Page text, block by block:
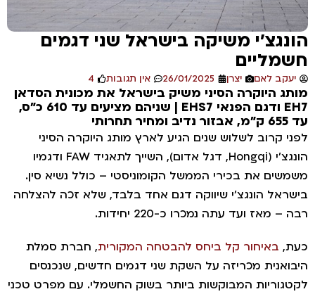
הונגצ'י משיקה בישראל שני דגמים
חשמליים
יעקב לאם יצרן 26/01/2025 אין תגובות 4
מותג היוקרה הסיני משיק בישראל את מכונית הסדאן
EH7 ודגם הפנאי EHS7 | שניהם מציעים עד 610 כ"ס,
עד 655 ק"מ, אבזור נדיב ומחיר תחרותי
לפני קרוב לשלוש שנים הגיע לארץ מותג היוקרה הסיני
הונגצ'י (Hongqi, דגל אדום), השייך לתאגיד FAW ודגמיו
משמשים את בכירי הממשל הקומוניסטי – כולל נשיא סין.
בישראל הונגצ'י שיווקה דגם אחד בלבד, שלא זכה להצלחה
רבה – מאז ועד עתה נמכרו כ-220 יחידות.
כעת,באיחור קל ביחס להבטחה המקורית, חברת סמלת
היבואנית מכריזה על השקת שני דגמים חדשים, שנכנסים
לקטגוריות המבוקשות ביותר בשוק החשמלי. עם מפרט טכני